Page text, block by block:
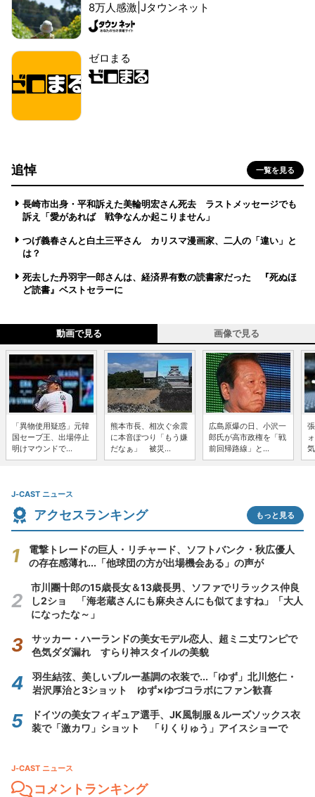
8万人感激|Jタウンネット
ゼロまる
追悼 一覧を見る
長崎市出身・平和訴えた美輪明宏さん死去 ラストメッセージでも
訴え「愛があれば 戦争なんか起こりません」
つげ義春さんと白土三平さん カリスマ漫画家、二人の「違い」と
は？
死去した丹羽宇一郎さんは、経済界有数の読書家だった 『死ぬほ
ど読書』ベストセラーに
動画で見る 画像で見る
「異物使用疑惑」元韓
国セーブ王、出場停止
明けマウンドで...
熊本市長、相次ぐ余震
に本音ぽつり「もう嫌
だなぁ」 被災...
広島原爆の日、小沢一
郎氏が高市政権を「戦
前回帰路線」と...
J-CAST ニュース
アクセスランキング もっと見る
電撃トレードの巨人・リチャード、ソフトバンク・秋広優人
の存在感薄れ...「他球団の方が出場機会ある」の声が
市川團十郎の15歳長女＆13歳長男、ソファでリラックス仲良
し2ショ 「海老蔵さんにも麻央さんにも似てますね」「大人
になったな～」
サッカー・ハーランドの美女モデル恋人、超ミニ丈ワンピで
色気ダダ漏れ すらり神スタイルの美貌
羽生結弦、美しいブルー基調の衣装で...「ゆず」北川悠仁・
岩沢厚治と3ショット ゆず×ゆづコラボにファン歓喜
ドイツの美女フィギュア選手、JK風制服＆ルーズソックス衣
装で「激カワ」ショット 「りくりゅう」アイスショーで
J-CAST ニュース
コメントランキング